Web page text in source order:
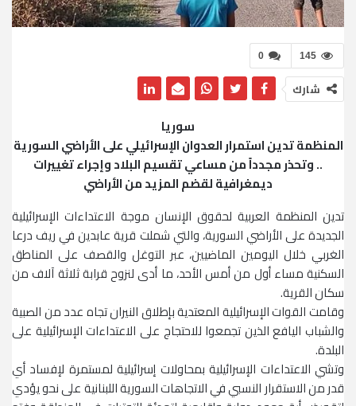
0 145
شارك
سوريا
المنظمة تدين استمرار العدوان الإسرائيلي على الأراضي السورية
.. وتحذر مجدداً من مساعي تقسيم البلاد وإجراء تغييرات
ديمغرافية لقضم المزيد من الأراضي
تدين المنظمة العربية لحقوق الإنسان موجة الاعتداءات الإسرائيلية
الجديدة على الأراضي السورية، والتي شملت قرية عابدين في ريف درعا
الغربي خلال اليومين الماضيين، عبر التوغل والقصف على المناطق
السكنية مساء أول من أمس الأحد، ما أدى لنزوح قرابة ثلاثة آلاف من
سكان القرية.
وقامت القوات الإسرائيلية المعتدية بإطلاق النيران تجاه عدد من الصبية
والشباب اليافع الذين تجمعوا للاحتجاج على الاعتداءات الإسرائيلية على
البلدة.
وتشي الاعتداءات الإسرائيلية بمحاولات إسرائيلية لمستمرة لإفساد أي
قدر من الاستقرار النسبي في الاتجاهات السورية اللبنانية على نحو يؤدي